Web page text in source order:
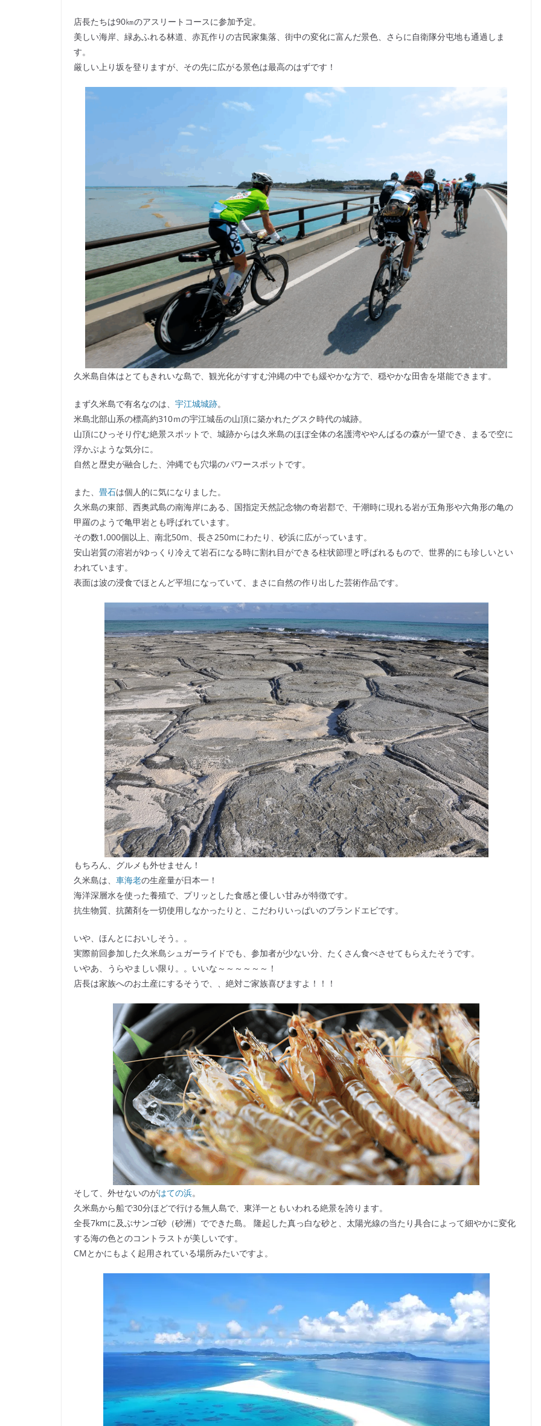
店長たちは90㎞のアスリートコースに参加予定。
美しい海岸、緑あふれる林道、赤瓦作りの古民家集落、街中の変化に富んだ景色、さらに自衛隊分屯地も通過しま
す。
厳しい上り坂を登りますが、その先に広がる景色は最高のはずです！
久米島自体はとてもきれいな島で、観光化がすすむ沖縄の中でも緩やかな方で、穏やかな田舎を堪能できます。
まず久米島で有名なのは、 宇江城城跡。
米島北部山系の標高約310ｍの宇江城岳の山頂に築かれたグスク時代の城跡。
山頂にひっそり佇む絶景スポットで、城跡からは久米島のほぼ全体の名護湾ややんばるの森が一望でき、まるで空に
浮かぶような気分に。
自然と歴史が融合した、沖縄でも穴場のパワースポットです。
また、 畳石は個人的に気になりました。
久米島の東部、西奥武島の南海岸にある、国指定天然記念物の奇岩郡で、干潮時に現れる岩が五角形や六角形の亀の
甲羅のようで亀甲岩とも呼ばれています。
その数1,000個以上、南北50m、長さ250mにわたり、砂浜に広がっています。
安山岩質の溶岩がゆっくり冷えて岩石になる時に割れ目ができる柱状節理と呼ばれるもので、世界的にも珍しいとい
われています。
表面は波の浸食でほとんど平坦になっていて、まさに自然の作り出した芸術作品です。
もちろん、グルメも外せません！
久米島は、 車海老の生産量が日本一！
海洋深層水を使った養殖で、プリッとした食感と優しい甘みが特徴です。
抗生物質、抗菌剤を一切使用しなかったりと、こだわりいっぱいのブランドエビです。
いや、ほんとにおいしそう。。
実際前回参加した久米島シュガーライドでも、参加者が少ない分、たくさん食べさせてもらえたそうです。
いやあ、うらやましい限り。。いいな～～～～～～！
店長は家族へのお土産にするそうで、、絶対ご家族喜びますよ！！！
そして、外せないのがはての浜。
久米島から船で30分ほどで行ける無人島で、東洋一ともいわれる絶景を誇ります。
全長7kmに及ぶサンゴ砂（砂洲）でできた島。 隆起した真っ白な砂と、太陽光線の当たり具合によって細やかに変化
する海の色とのコントラストが美しいです。
CMとかにもよく起用されている場所みたいですよ。